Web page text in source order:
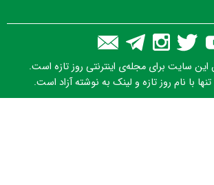
این سایت برای مجله‌ی اینترنتی روز تازه است.
با نام روز تازه و لینک به نوشته آزاد است.